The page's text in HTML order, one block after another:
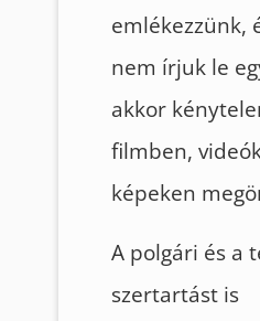
emlékezzünk,
nem írjuk le
akkor
filmben,
képeken
A polgári és a
szertartást is